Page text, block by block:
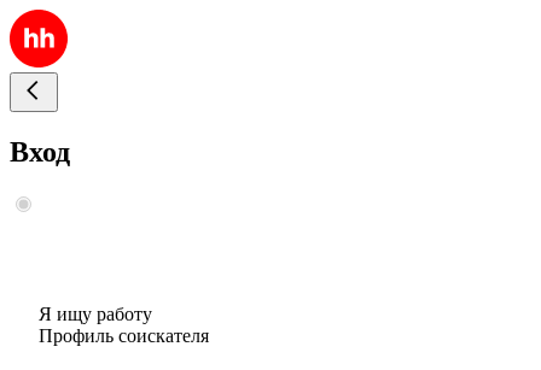
Вход
Я ищу работу
Профиль соискателя